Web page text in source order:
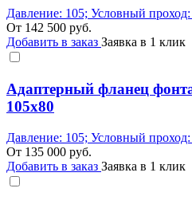
Давление: 105; Условный проход:
От 142 500 руб.
Добавить в заказ Заявка в 1 клик
Адаптерный фланец
105x80
Давление: 105; Условный проход:
От 135 000 руб.
Добавить в заказ Заявка в 1 клик